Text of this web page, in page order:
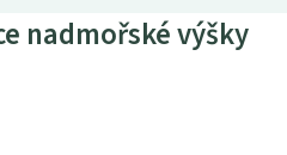
nadmořské výšky